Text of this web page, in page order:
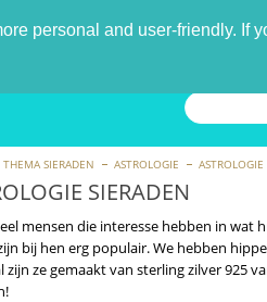
personal and user-friendly. If
THEMA SIERADEN ASTROLOGIE ASTROLOGIE
SIERADEN
mensen die interesse hebben in
bij hen erg populair. We hebben
zijn ze gemaakt van sterling zilver 925